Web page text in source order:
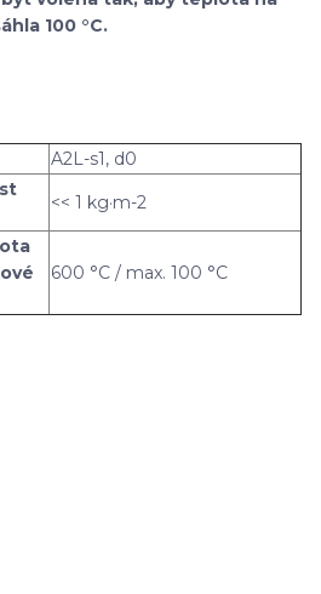
100 °C.
A2L-s1, d0
<< 1 kg·m-2
600 °C / max. 100 °C